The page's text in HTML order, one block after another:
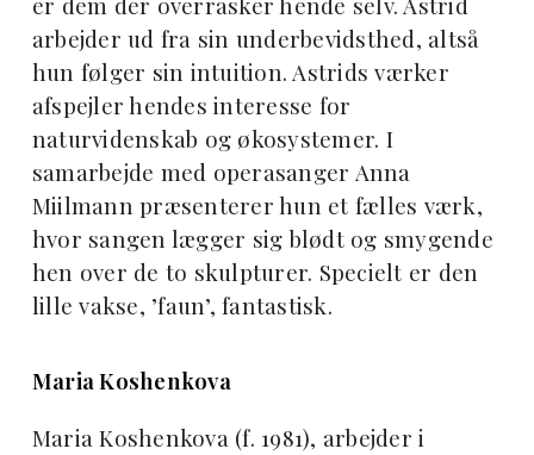
arbejder ud fra sin underbevidsthed, altså
hun følger sin intuition. Astrids værker
afspejler hendes interesse for
naturvidenskab og økosystemer. I
samarbejde med operasanger Anna
Miilmann præsenterer hun et fælles værk,
hvor sangen lægger sig blødt og smygende
hen over de to skulpturer. Specielt er den
lille vakse, ’faun’, fantastisk.
Maria Koshenkova
Maria Koshenkova (f. 1981), arbejder i